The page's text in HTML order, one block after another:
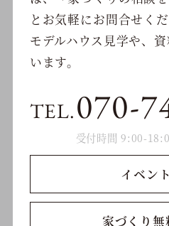
と お気軽にお問合せくだ
モデルハウス見学や、
います。
TEL.070-
受付時間 9:00-
イベン
家づくり無